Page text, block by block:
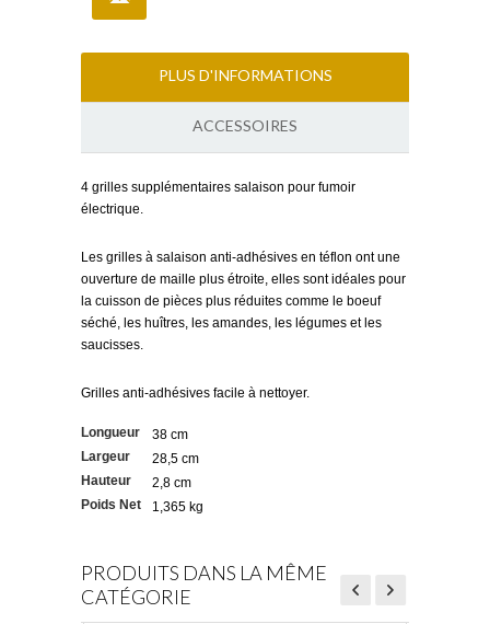
PLUS D'INFORMATIONS
ACCESSOIRES
4 grilles supplémentaires salaison pour fumoir
électrique.
Les grilles à salaison anti-adhésives en téflon ont une
ouverture de maille plus étroite, elles sont idéales pour
la cuisson de pièces plus réduites comme le boeuf
séché, les huîtres, les amandes, les légumes et les
saucisses.
Grilles anti-adhésives facile à nettoyer.
Longueur
38 cm
Largeur
28,5 cm
Hauteur
2,8 cm
Poids Net
1,365 kg
PRODUITS DANS LA MÊME
CATÉGORIE